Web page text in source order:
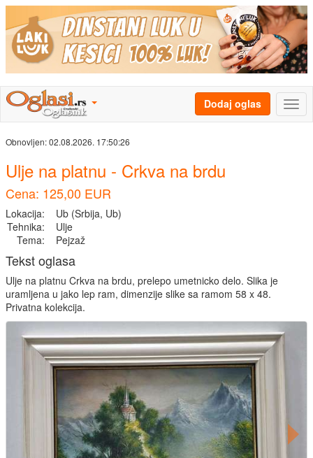
Dodaj oglas
Obnovljen:02.08.2026. 17:50:26
Ulje na platnu - Crkva na brdu
Cena: 125,00 EUR
Lokacija:
Ub (Srbija, Ub)
Tehnika:
Ulje
Tema:
Pejzaž
Tekst oglasa
Ulje na platnu Crkva na brdu, prelepo umetnicko delo. Slika je
uramljena u jako lep ram, dimenzije slike sa ramom 58 x 48.
Privatna kolekcija.